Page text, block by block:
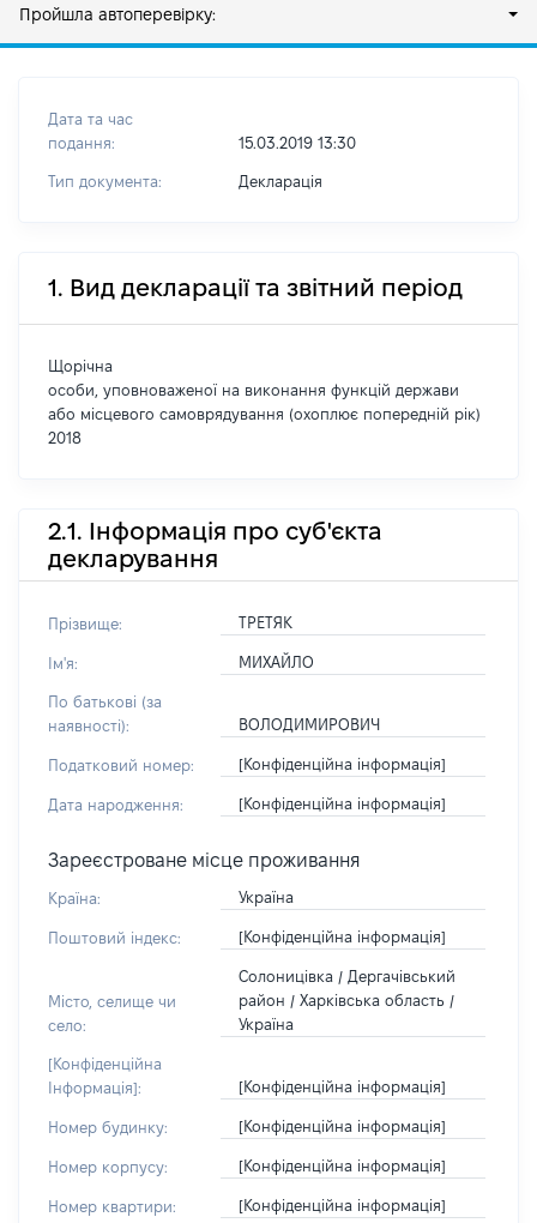
Пройшла автоперевірку:
Дата та час
подання:
15.03.2019 13:30
Тип документа: Декларація
1. Вид декларації та звітний період
Щорічна
особи, уповноваженої на виконання функцій держави
або місцевого самоврядування (охоплює попередній рік)
2018
2.1. Інформація про суб'єкта
декларування
Прізвище: ТРЕТЯК
Ім'я: МИХАЙЛО
По батькові (за
наявності):
ВОЛОДИМИРОВИЧ
Податковий номер: [Конфіденційна інформація]
Дата народження: [Конфіденційна інформація]
Зареєстроване місце проживання
Країна: Україна
Поштовий індекс: [Конфіденційна інформація]
Місто, селище чи
село:
Солоницівка / Дергачівський
район / Харківська область /
Україна
[Конфіденційна
Інформація]:
[Конфіденційна інформація]
Номер будинку: [Конфіденційна інформація]
Номер корпусу: [Конфіденційна інформація]
Номер квартири: [Конфіденційна інформація]